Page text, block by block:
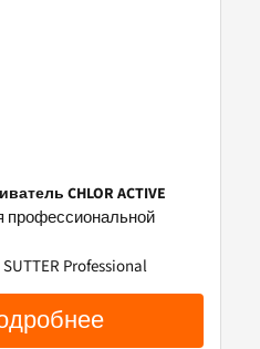
CHLOR ACTIVE
профессиональной
Professional